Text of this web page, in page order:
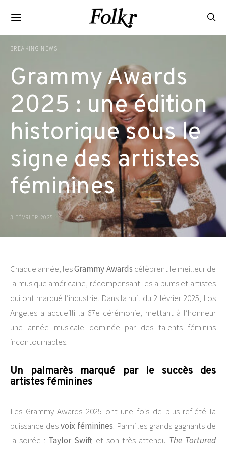
BREAKING NEWS
Grammy Awards
2025 : une édition
historique sous le
signe des artistes
féminines
3 FÉVRIER 2025
Chaque année, lesGrammy Awards célèbrent le meilleur de
la musique américaine, récompensant les albums et artistes
qui ont marqué l’industrie. Dans la nuit du 2 février 2025, Los
Angeles a accueilli la 67e cérémonie, mettant à l’honneur
une année musicale dominée par des talents féminins
incontournables.
Un palmarès marqué par le succès des
artistes féminines
Les Grammy Awards 2025 ont une fois de plus reflété la
puissance desvoix féminines. Parmi les grands gagnants de
la soirée : Taylor Swift et son très attendu The Tortured